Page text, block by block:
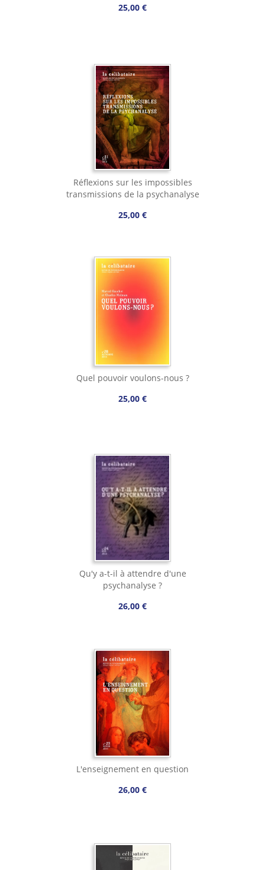
25,00 €
Réflexions sur les impossibles
transmissions de la psychanalyse
25,00 €
Quel pouvoir voulons-nous ?
25,00 €
Qu'y a-t-il à attendre d'une
psychanalyse ?
26,00 €
L'enseignement en question
26,00 €